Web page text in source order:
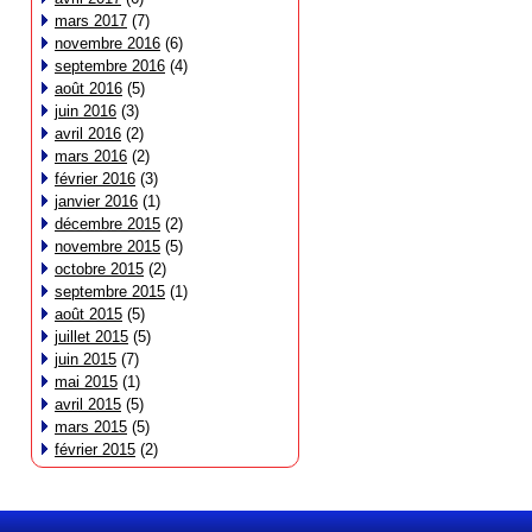
mars 2017 (7)
novembre 2016 (6)
septembre 2016 (4)
août 2016 (5)
juin 2016 (3)
avril 2016 (2)
mars 2016 (2)
février 2016 (3)
janvier 2016 (1)
décembre 2015 (2)
novembre 2015 (5)
octobre 2015 (2)
septembre 2015 (1)
août 2015 (5)
juillet 2015 (5)
juin 2015 (7)
mai 2015 (1)
avril 2015 (5)
mars 2015 (5)
février 2015 (2)